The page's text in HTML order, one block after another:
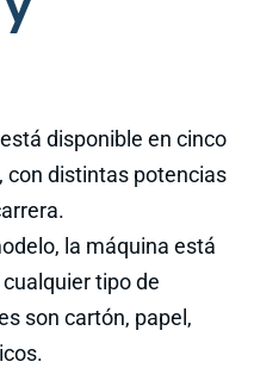
disponible en cinco
distintas potencias
la máquina está
tipo de
son cartón, papel,